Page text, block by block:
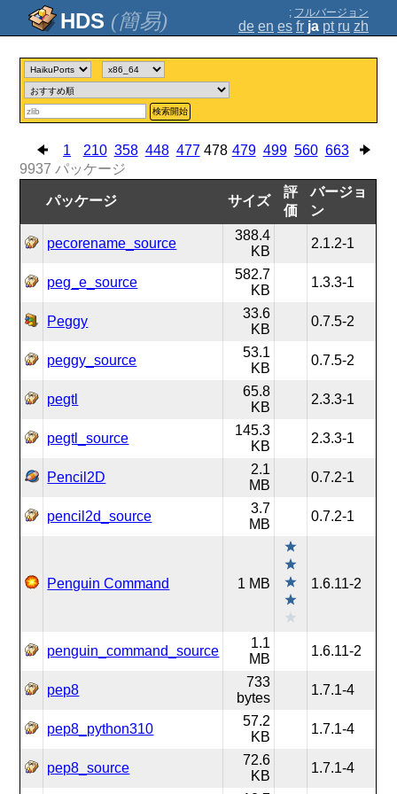
(簡易) ; フルバージョン
de en es fr ja pt ru zh
検索開始
1 210 358 448 477 478 479 499 560 663
9937 パッケージ
パッケージ サイズ
評
価
バージョ
ン
pecorename_source
388.4
KB
2.1.2-1
peg_e_source
582.7
KB
1.3.3-1
Peggy
33.6
KB
0.7.5-2
peggy_source
53.1
KB
0.7.5-2
pegtl
65.8
KB
2.3.3-1
pegtl_source
145.3
KB
2.3.3-1
Pencil2D
2.1
MB
0.7.2-1
pencil2d_source
3.7
MB
0.7.2-1
Penguin Command 1 MB 1.6.11-2
penguin_command_source
1.1
MB
1.6.11-2
pep8
733
bytes
1.7.1-4
pep8_python310
57.2
KB
1.7.1-4
pep8_source
72.6
KB
1.7.1-4